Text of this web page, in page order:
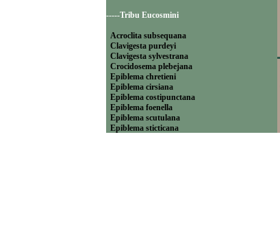
-----Tribu Eucosmini
Acroclita subsequana
Clavigesta purdeyi
Clavigesta sylvestrana
Crocidosema plebejana
Epiblema chretieni
Epiblema cirsiana
Epiblema costipunctana
Epiblema foenella
Epiblema scutulana
Epiblema sticticana